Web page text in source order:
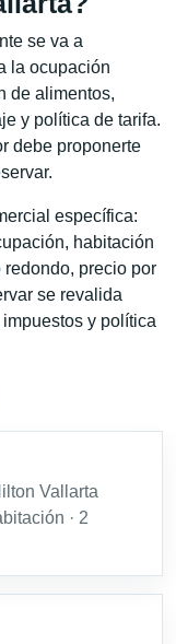
se va a
la ocupación
de alimentos,
y política de tarifa.
debe proponerte
específica:
habitación
precio por
se revalida
y política
Vallarta
· 2